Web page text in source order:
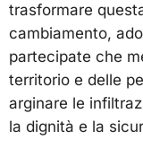
trasformare
cambiamento,
partecipate che
territorio e delle
arginare le
la dignità e la